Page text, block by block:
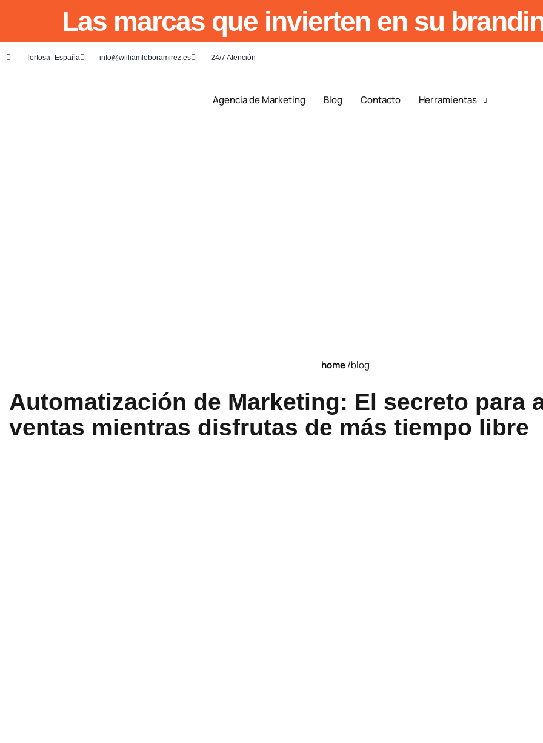
Las marcas que invierten en su
Tortosa- España info@williamloboramirez.es 24/7 Atención
Agencia de Marketing Blog Contacto Herramientas
home/blog
Automatización de Marketing: El secreto para
ventas mientras disfrutas de más tiempo libre